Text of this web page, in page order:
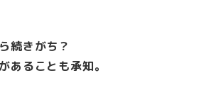
続きがち？
あることも承知。